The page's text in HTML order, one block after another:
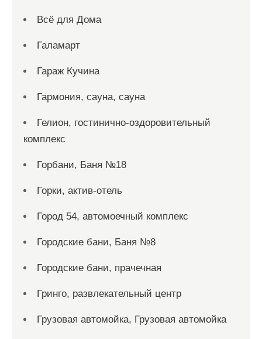
Всё для Дома
Галамарт
Гараж Кучина
Гармония, сауна, сауна
Гелион, гостинично-оздоровительный
комплекс
Горбани, Баня №18
Горки, актив-отель
Город 54, автомоечный комплекс
Городские бани, Баня №8
Городские бани, прачечная
Гринго, развлекательный центр
Грузовая автомойка, Грузовая автомойка